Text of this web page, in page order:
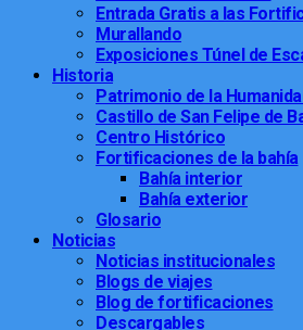
Entrada Gratis a las
Murallando
Exposiciones Túnel de
Historia
Patrimonio de la
Castillo de San Felipe de
Centro Histórico
Fortificaciones de la bahía
Bahía interior
Bahía exterior
Glosario
Noticias
Noticias institucionales
Blogs de viajes
Blog de fortificaciones
Descargables